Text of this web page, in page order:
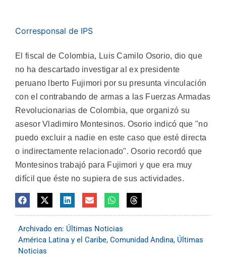
Corresponsal de IPS
El fiscal de Colombia, Luis Camilo Osorio, dio que
no ha descartado investigar al ex presidente
peruano lberto Fujimori por su presunta vinculación
con el contrabando de armas a las Fuerzas Armadas
Revolucionarias de Colombia, que organizó su
asesor Vladimiro Montesinos. Osorio indicó que "no
puedo excluir a nadie en este caso que esté directa
o indirectamente relacionado". Osorio recordó que
Montesinos trabajó para Fujimori y que era muy
difícil que éste no supiera de sus actividades.
Archivado en: Últimas Noticias
América Latina y el Caribe, Comunidad Andina, Últimas
Noticias